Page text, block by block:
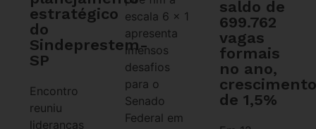
estratégico
do
Sindeprestem-
SP
Encontro
reuniu
lideranças
escala 6 x 1
apresenta
imensos
desafios
para o
Senado
Federal em
saldo de
699.762
vagas
formais
no ano,
de 1,5%